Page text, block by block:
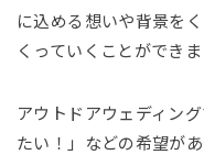
に込める想いや背景を
くっていくことができま
アウトドアウェディン
たい！」などの希望が